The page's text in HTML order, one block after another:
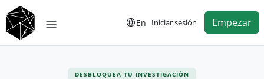
En Iniciar sesión Empezar
DESBLOQUEA TU INVESTIGACIÓN